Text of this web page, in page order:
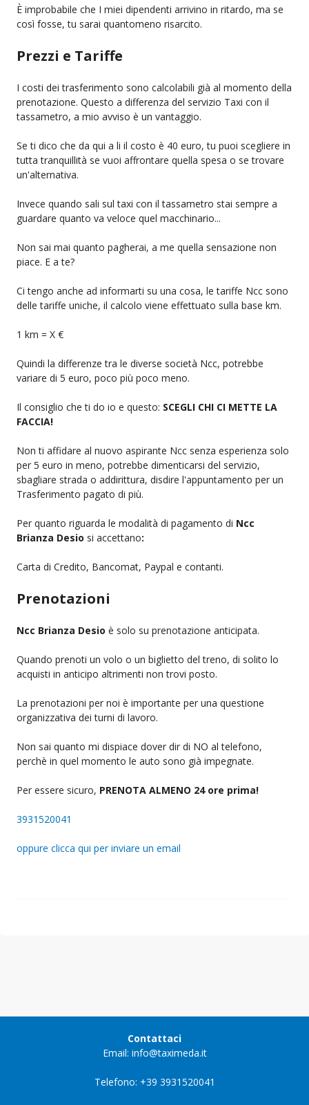
È improbabile che I miei dipendenti arrivino in ritardo, ma se
così fosse, tu sarai quantomeno risarcito.
Prezzi e Tariffe
I costi dei trasferimento sono calcolabili già al momento della
prenotazione. Questo a differenza del servizio Taxi con il
tassametro, a mio avviso è un vantaggio.
Se ti dico che da qui a li il costo è 40 euro, tu puoi scegliere in
tutta tranquillità se vuoi affrontare quella spesa o se trovare
un'alternativa.
Invece quando sali sul taxi con il tassametro stai sempre a
guardare quanto va veloce quel macchinario...
Non sai mai quanto pagherai, a me quella sensazione non
piace. E a te?
Ci tengo anche ad informarti su una cosa, le tariffe Ncc sono
delle tariffe uniche, il calcolo viene effettuato sulla base km.
1 km = X €
Quindi la differenze tra le diverse società Ncc, potrebbe
variare di 5 euro, poco più poco meno.
Il consiglio che ti do io e questo: SCEGLI CHI CI METTE LA
FACCIA!
Non ti affidare al nuovo aspirante Ncc senza esperienza solo
per 5 euro in meno, potrebbe dimenticarsi del servizio,
sbagliare strada o addirittura, disdire l'appuntamento per un
Trasferimento pagato di più.
Per quanto riguarda le modalità di pagamento di Ncc
Brianza Desio si accettano:
Carta di Credito, Bancomat, Paypal e contanti.
Prenotazioni
Ncc Brianza Desio è solo su prenotazione anticipata.
Quando prenoti un volo o un biglietto del treno, di solito lo
acquisti in anticipo altrimenti non trovi posto.
La prenotazioni per noi è importante per una questione
organizzativa dei turni di lavoro.
Non sai quanto mi dispiace dover dir di NO al telefono,
perchè in quel momento le auto sono già impegnate.
Per essere sicuro, PRENOTA ALMENO 24 ore prima!
3931520041
oppure clicca qui per inviare un email
Contattaci
Email: info@taximeda.it
Telefono: +39 3931520041